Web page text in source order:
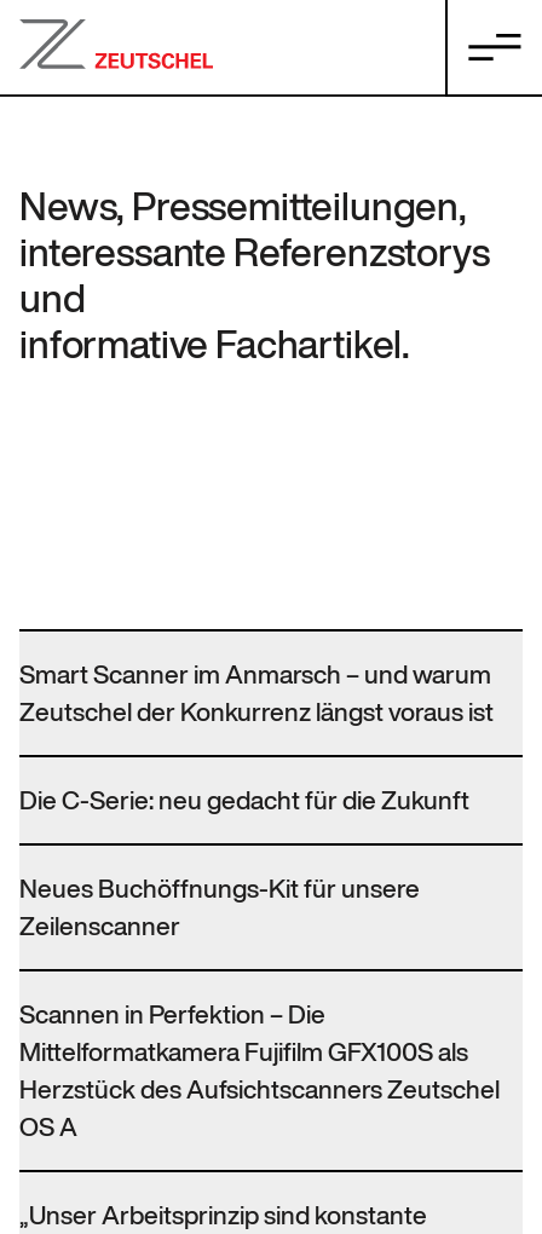
News, Pressemitteilungen,
interessante Referenzstorys
und
informative Fachartikel.
Smart Scanner im Anmarsch – und warum
Zeutschel der Konkurrenz längst voraus ist
Die C-Serie: neu gedacht für die Zukunft
Neues Buchöffnungs-Kit für unsere
Zeilenscanner
Scannen in Perfektion – Die
Mittelformatkamera Fujifilm GFX100S als
Herzstück des Aufsichtscanners Zeutschel
OS A
„Unser Arbeitsprinzip sind konstante